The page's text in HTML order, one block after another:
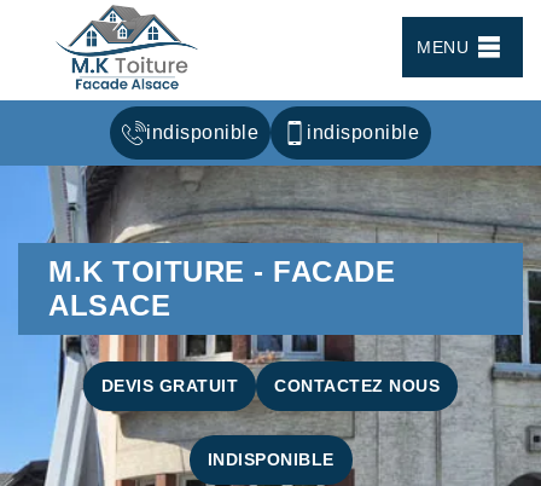
MENU
indisponible indisponible
M.K TOITURE - FACADE
ALSACE
DEVIS GRATUIT CONTACTEZ NOUS
INDISPONIBLE